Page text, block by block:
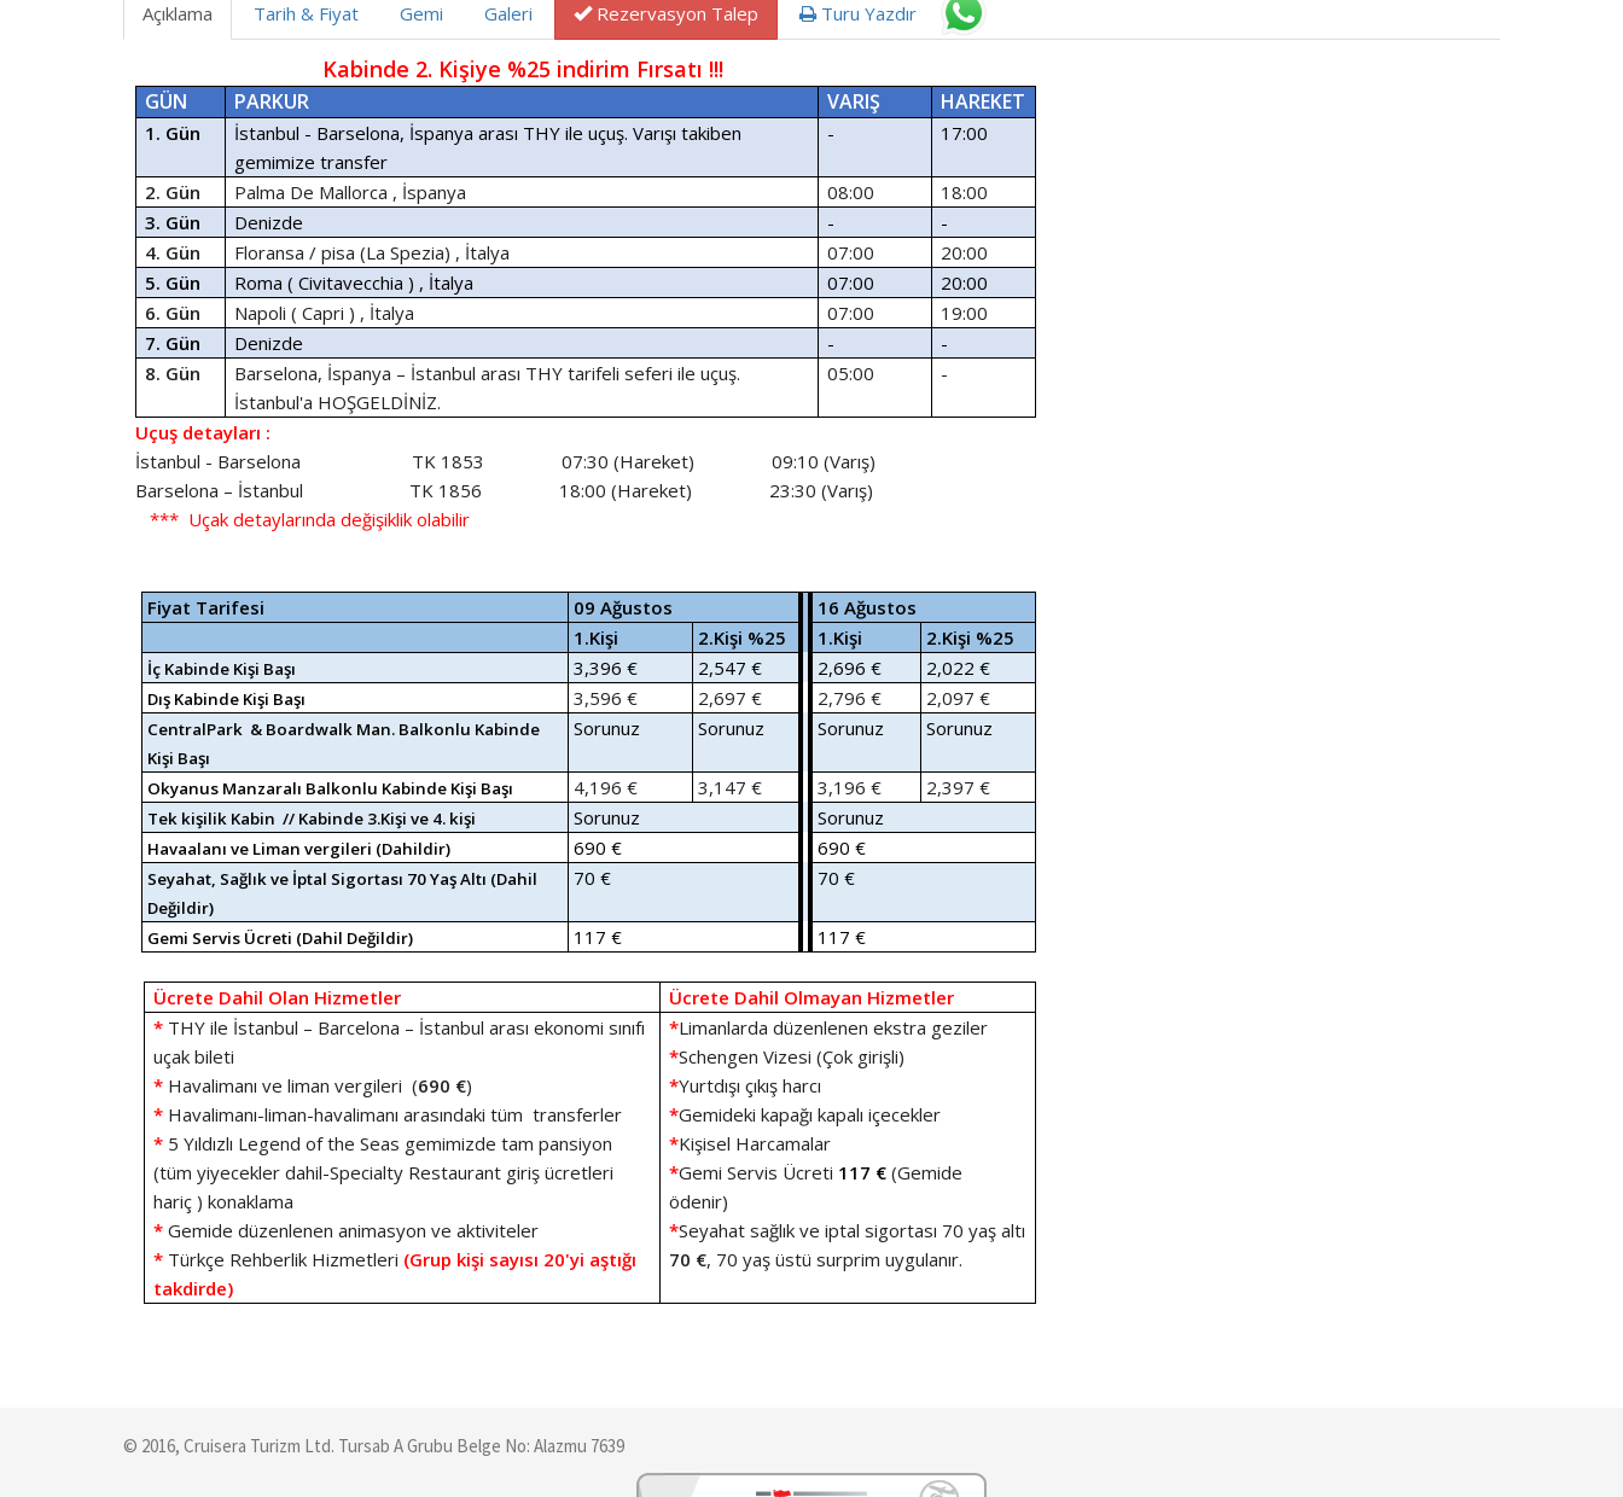
Açıklama Tarih & Fiyat Gemi Galeri Rezervasyon Talep Turu Yazdır
                               Kabinde 2. Kişiye %25 indirim Fırsatı !!!
GÜN PARKUR VARIŞ HAREKET
1. Gün
İstanbul - Barselona, İspanya arası THY ile uçuş. Varışı takiben
gemimize transfer
- 17:00
2. Gün Palma De Mallorca , İspanya 08:00
18:00
3. Gün
Denizde -
-
4. Gün
Floransa / pisa (La Spezia) , İtalya 07:00
20:00
5. Gün
Roma ( Civitavecchia ) , İtalya 07:00
20:00
6. Gün
Napoli ( Capri ) , İtalya 07:00
19:00
7. Gün
Denizde -
-
8. Gün
Barselona, İspanya – İstanbul arası THY tarifeli seferi ile uçuş.
İstanbul'a HOŞGELDİNİZ.
05:00 -
Uçuş detayları :
İstanbul - Barselona TK 1853 07:30 (Hareket) 09:10 (Varış)
Barselona – İstanbul TK 1856 18:00 (Hareket) 23:30 (Varış)
*** Uçak detaylarında değişiklik olabilir
Fiyat Tarifesi 09 Ağustos
16 Ağustos
1.Kişi
2.Kişi %25 1.Kişi 2.Kişi %25
İç Kabinde Kişi Başı 3,396 € 2,547 € 2,696 € 2,022 €
Dış Kabinde Kişi Başı 3,596 € 2,697 € 2,796 € 2,097 €
CentralPark & Boardwalk Man. Balkonlu Kabinde
Kişi Başı
Sorunuz Sorunuz Sorunuz Sorunuz
Okyanus Manzaralı Balkonlu Kabinde Kişi Başı 4,196 € 3,147 € 3,196 € 2,397 €
Tek kişilik Kabin // Kabinde 3.Kişi ve 4. kişi Sorunuz Sorunuz
Havaalanı ve Liman vergileri (Dahildir) 690 € 690 €
Seyahat, Sağlık ve İptal Sigortası 70 Yaş Altı (Dahil
Değildir)
70 € 70 €
Gemi Servis Ücreti (Dahil Değildir) 117 € 117 €
Ücrete Dahil Olan Hizmetler
Ücrete Dahil Olmayan Hizmetler
* THY ile İstanbul – Barcelona – İstanbul arası ekonomi sınıfı
uçak bileti
* Havalimanı ve liman vergileri (690 €)
* Havalimanı-liman-havalimanı arasındaki tüm transferler
* 5 Yıldızlı Legend of the Seas gemimizde tam pansiyon
(tüm yiyecekler dahil-Specialty Restaurant giriş ücretleri
hariç ) konaklama
*Gemide düzenlenen animasyon ve aktiviteler
* Türkçe Rehberlik Hizmetleri (Grup kişi sayısı 20'yi aştığı
takdirde)
*Limanlarda düzenlenen ekstra geziler
*Schengen Vizesi (Çok girişli)
*Yurtdışı çıkış harcı
*Gemideki kapağı kapalı içecekler
*Kişisel Harcamalar
*Gemi Servis Ücreti 117 € (Gemide
ödenir)
*Seyahat sağlık ve iptal sigortası 70 yaş altı
70 €, 70 yaş üstü surprim uygulanır.
© 2016, Cruisera Turizm Ltd. Tursab A Grubu Belge No: Alazmu 7639